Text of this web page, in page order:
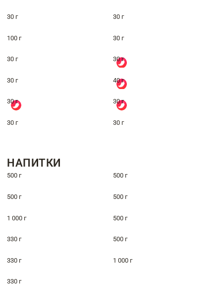
30 г 30 г
100 г 30 г
30 г 30 г
30 г 40 г
30 г 30 г
30 г 30 г
НАПИТКИ
500 г 500 г
500 г 500 г
1 000 г 500 г
330 г 500 г
330 г 1 000 г
330 г